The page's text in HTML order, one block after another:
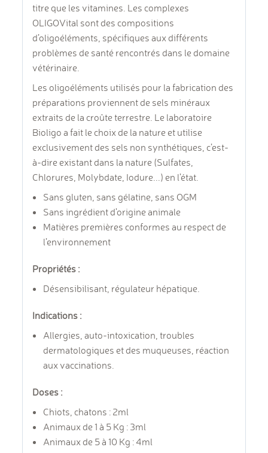
titre que les vitamines. Les complexes
OLIGOVital sont des compositions
d’oligoéléments, spécifiques aux différents
problèmes de santé rencontrés dans le domaine
vétérinaire.
Les oligoéléments utilisés pour la fabrication des
préparations proviennent de sels minéraux
extraits de la croûte terrestre. Le laboratoire
Bioligo a fait le choix de la nature et utilise
exclusivement des sels non synthétiques, c’est-
à-dire existant dans la nature (Sulfates,
Chlorures, Molybdate, Iodure...) en l’état.
Sans gluten, sans gélatine, sans OGM
Sans ingrédient d'origine animale
Matières premières conformes au respect de
l’environnement
Propriétés :
Désensibilisant, régulateur hépatique.
Indications :
Allergies, auto-intoxication, troubles
dermatologiques et des muqueuses, réaction
aux vaccinations.
Doses :
Chiots, chatons : 2ml
Animaux de 1 à 5 Kg : 3ml
Animaux de 5 à 10 Kg : 4ml